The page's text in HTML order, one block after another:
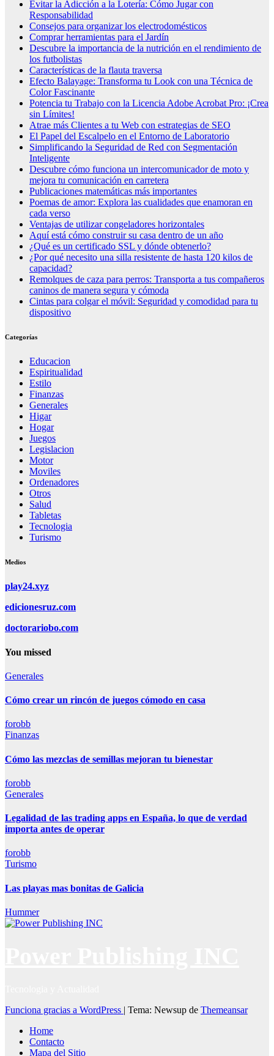
Evitar la Adicción a la Lotería: Cómo Jugar con
Responsabilidad
Consejos para organizar los electrodomésticos
Comprar herramientas para el Jardín
Descubre la importancia de la nutrición en el rendimiento de
los futbolistas
Características de la flauta traversa
Efecto Balayage: Transforma tu Look con una Técnica de
Color Fascinante
Potencia tu Trabajo con la Licencia Adobe Acrobat Pro: ¡Crea
sin Límites!
Atrae más Clientes a tu Web con estrategias de SEO
El Papel del Escalpelo en el Entorno de Laboratorio
Simplificando la Seguridad de Red con Segmentación
Inteligente
Descubre cómo funciona un intercomunicador de moto y
mejora tu comunicación en carretera
Publicaciones matemáticas más importantes
Poemas de amor: Explora las cualidades que enamoran en
cada verso
Ventajas de utilizar congeladores horizontales
Aquí está cómo construir su casa dentro de un año
¿Qué es un certificado SSL y dónde obtenerlo?
¿Por qué necesito una silla resistente de hasta 120 kilos de
capacidad?
Remolques de caza para perros: Transporta a tus compañeros
caninos de manera segura y cómoda
Cintas para colgar el móvil: Seguridad y comodidad para tu
dispositivo
Categorías
Educacion
Espiritualidad
Estilo
Finanzas
Generales
Higar
Hogar
Juegos
Legislacion
Motor
Moviles
Ordenadores
Otros
Salud
Tabletas
Tecnologia
Turismo
Medios
play24.xyz
edicionesruz.com
doctorariobo.com
You missed
Generales
Cómo crear un rincón de juegos cómodo en casa
forobb
Finanzas
Cómo las mezclas de semillas mejoran tu bienestar
forobb
Generales
Legalidad de las trading apps en España, lo que de verdad
importa antes de operar
forobb
Turismo
Las playas mas bonitas de Galicia
Hummer
Funciona gracias a WordPress | Tema: Newsup de Themeansar
Home
Contacto
Mapa del Sitio